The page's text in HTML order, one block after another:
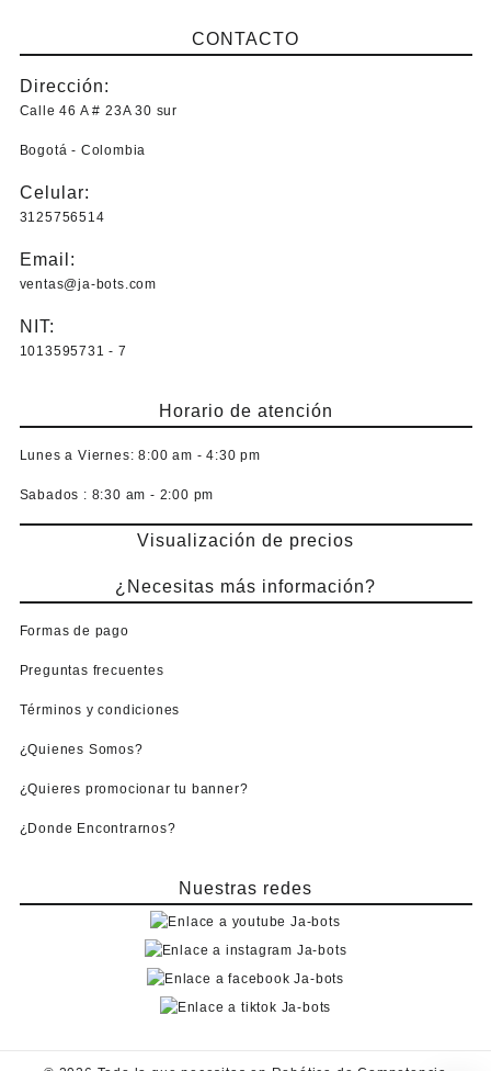
CONTACTO
Dirección:
Calle 46 A # 23A 30 sur
Bogotá - Colombia
Celular:
3125756514
Email:
ventas@ja-bots.com
NIT:
1013595731 - 7
Horario de atención
Lunes a Viernes: 8:00 am - 4:30 pm
Sabados : 8:30 am - 2:00 pm
Visualización de precios
¿Necesitas más información?
Formas de pago
Preguntas frecuentes
Términos y condiciones
¿Quienes Somos?
¿Quieres promocionar tu banner?
¿Donde Encontrarnos?
Nuestras redes